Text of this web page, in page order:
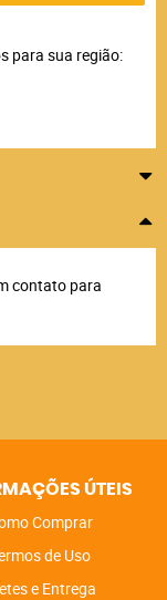
para sua região:
contato para
ÚTEIS
Comprar
de Uso
e Entrega